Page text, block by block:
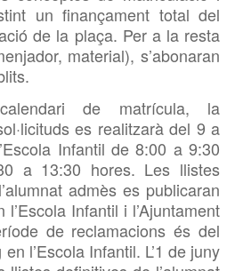
un finançament total del
de la plaça. Per a la resta
material), s’abonaran
de matrícula, la
es realitzarà del 9 a
Infantil de 8:00 a 9:30
a 13:30 hores. Les llistes
admès es publicaran
Infantil i l’Ajuntament
de reclamacions és del
l’Escola Infantil. L’1 de juny